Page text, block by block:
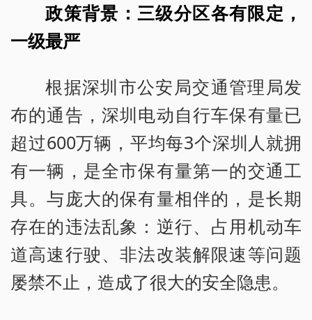
政策背景：三级分区各有限定，
一级最严
根据深圳市公安局交通管理局发
布的通告，深圳电动自行车保有量已
超过600万辆，平均每3个深圳人就拥
有一辆，是全市保有量第一的交通工
具。与庞大的保有量相伴的，是长期
存在的违法乱象：逆行、占用机动车
道高速行驶、非法改装解限速等问题
屡禁不止，造成了很大的安全隐患。